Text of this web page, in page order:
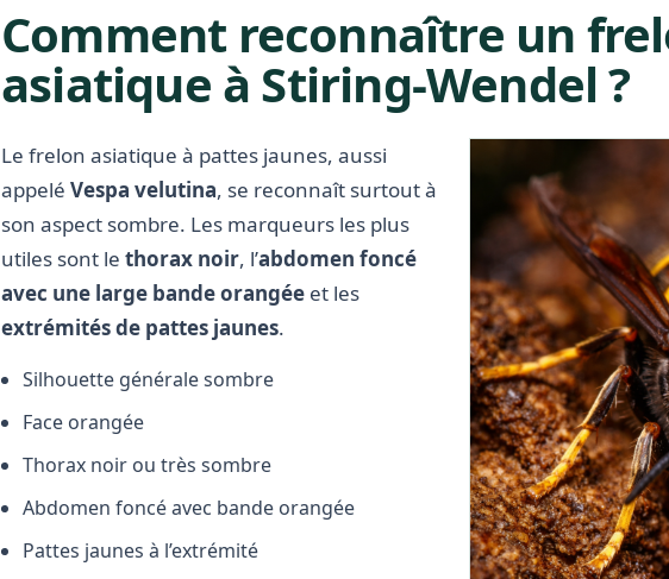
Comment reconnaître un
asiatique à Stiring-Wendel ?
Le frelon asiatique à pattes jaunes, aussi
appelé Vespa velutina, se reconnaît surtout à
son aspect sombre. Les marqueurs les plus
utiles sont le thorax noir, l’abdomen foncé
avec une large bande orangée et les
extrémités de pattes jaunes.
Silhouette générale sombre
Face orangée
Thorax noir ou très sombre
Abdomen foncé avec bande orangée
Pattes jaunes à l’extrémité